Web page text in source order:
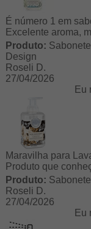
É número 1 em
Excelente aroma,
Produto:
Design
Roseli D.
27/04/2026
Eu
Maravilha para
Produto que
Produto:
Roseli D.
27/04/2026
Eu